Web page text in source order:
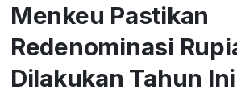
Menkeu Pastikan
Redenominasi
Dilakukan Tahun